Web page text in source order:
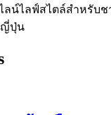
ลน์ไลฟ์สไตล์สำหรับ
ญี่ปุ่น